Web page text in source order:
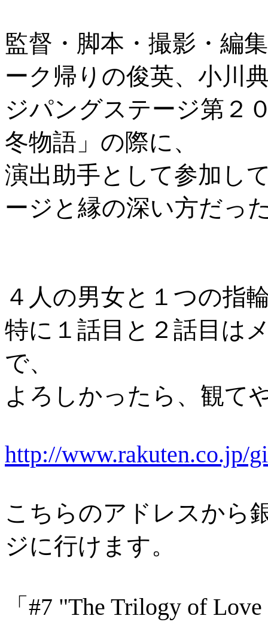
監督・脚本・撮影・編
ーク帰りの俊英、小川
ジパングステージ第２
冬物語」の際に、
演出助手として参加し
ージと縁の深い方だっ
４人の男女と１つの指
特に１話目と２話目は
で、
よろしかったら、観て
http://www.rakuten.co.jp/
こちらのアドレスから
ジに行けます。
「#7 "The Trilogy of